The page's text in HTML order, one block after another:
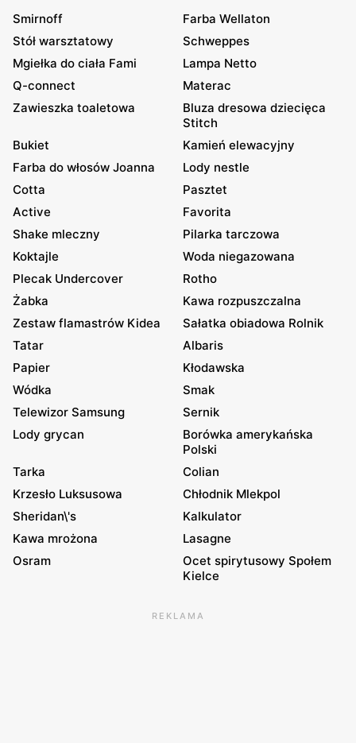
Smirnoff
Farba Wellaton
Stół warsztatowy
Schweppes
Mgiełka do ciała Fami
Lampa Netto
Q-connect
Materac
Zawieszka toaletowa
Bluza dresowa dziecięca
Stitch
Bukiet
Kamień elewacyjny
Farba do włosów Joanna
Lody nestle
Cotta
Pasztet
Active
Favorita
Shake mleczny
Pilarka tarczowa
Koktajle
Woda niegazowana
Plecak Undercover
Rotho
Żabka
Kawa rozpuszczalna
Zestaw flamastrów Kidea
Sałatka obiadowa Rolnik
Tatar
Albaris
Papier
Kłodawska
Wódka
Smak
Telewizor Samsung
Sernik
Lody grycan
Borówka amerykańska
Polski
Tarka
Colian
Krzesło Luksusowa
Chłodnik Mlekpol
Sheridan\'s
Kalkulator
Kawa mrożona
Lasagne
Osram
Ocet spirytusowy Społem
Kielce
REKLAMA